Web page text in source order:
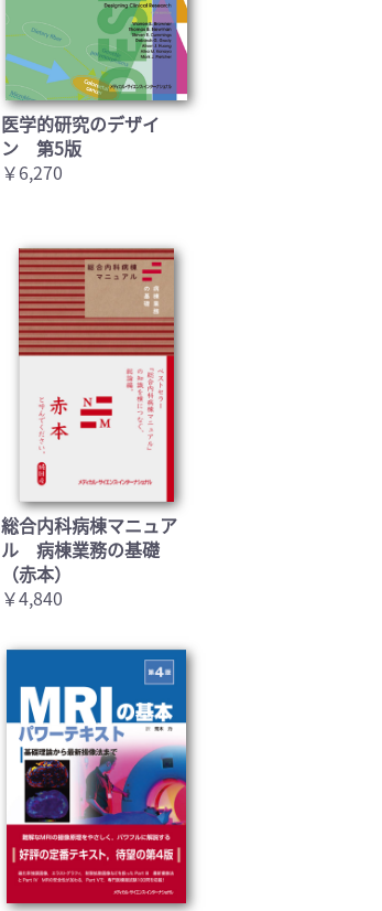
医学的研究のデザイ
ン 第5版
￥6,270
総合内科病棟マニュア
ル 病棟業務の基礎
（赤本）
￥4,840